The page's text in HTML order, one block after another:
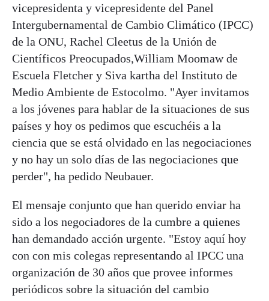
vicepresidenta y vicepresidente del Panel
Intergubernamental de Cambio Climático (IPCC)
de la ONU, Rachel Cleetus de la Unión de
Científicos Preocupados,William Moomaw de
Escuela Fletcher y Siva kartha del Instituto de
Medio Ambiente de Estocolmo. "Ayer invitamos
a los jóvenes para hablar de la situaciones de sus
países y hoy os pedimos que escuchéis a la
ciencia que se está olvidado en las negociaciones
y no hay un solo días de las negociaciones que
perder", ha pedido Neubauer.
El mensaje conjunto que han querido enviar ha
sido a los negociadores de la cumbre a quienes
han demandado acción urgente. "Estoy aquí hoy
con con mis colegas representando al IPCC una
organización de 30 años que provee informes
periódicos sobre la situación del cambio